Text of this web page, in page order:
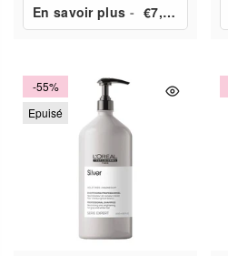
En savoir plus - €7,50
-55%
Epuisé